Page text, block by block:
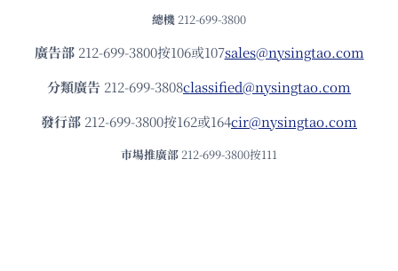
總機 212-699-3800
廣告部212-699-3800按106或107sales@nysingtao.com
分類廣告 212-699-3808classified@nysingtao.com
發⾏部 212-699-3800按162或164cir@nysingtao.com
市場推廣部 212-699-3800按111